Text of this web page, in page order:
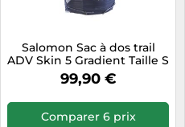
Salomon Sac à dos trail
ADV Skin 5 Gradient Taille S
- maritime blue / grisaille /
sunny lime
99,90 €
Comparer 6 prix